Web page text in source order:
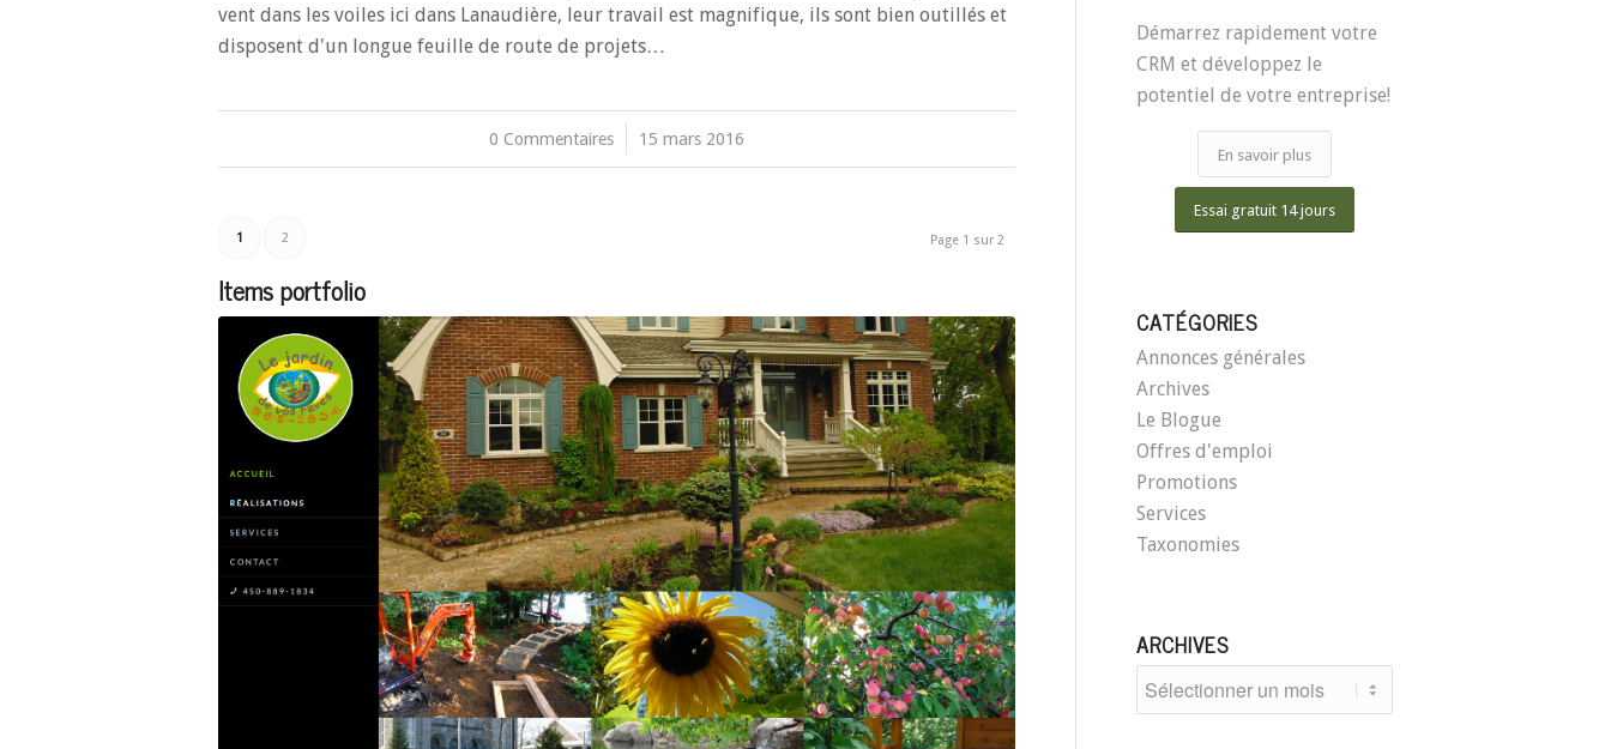
vent dans les voiles ici dans Lanaudière, leur travail est magnifique, ils sont bien outillés et
disposent d'un longue feuille de route de projets…
0 Commentaires
/ 15 mars 2016
Page 1 sur 2
1 2
Items portfolio
Démarrez rapidement votre
CRM et développez le
potentiel de votre entreprise!
En savoir plus
Essai gratuit 14 jours
CATÉGORIES
Annonces générales
Archives
Le Blogue
Offres d'emploi
Promotions
Services
Taxonomies
ARCHIVES